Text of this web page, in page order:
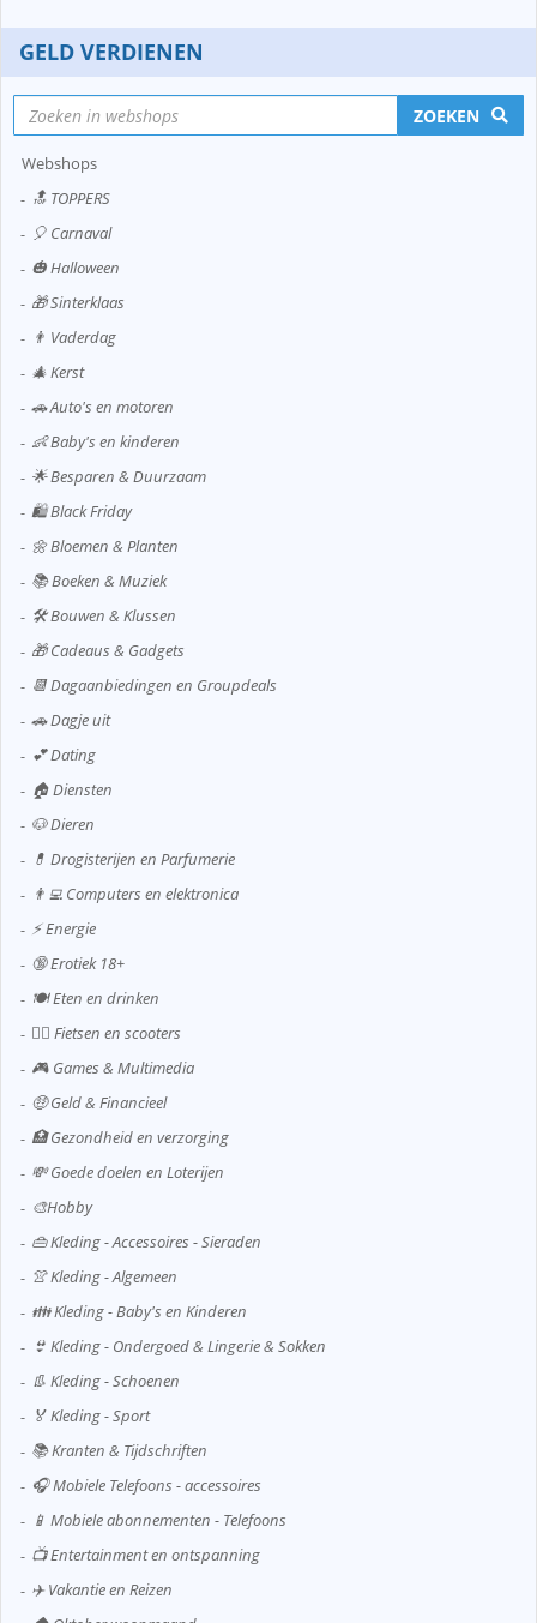
GELD VERDIENEN
ZOEKEN
Webshops
🔝 TOPPERS
🎈 Carnaval
🎃 Halloween
🎁 Sinterklaas
👨 Vaderdag
🎄 Kerst
🚗 Auto's en motoren
👶 Baby's en kinderen
🌟 Besparen & Duurzaam
🛍️ Black Friday
🌼 Bloemen & Planten
📚 Boeken & Muziek
🛠️ Bouwen & Klussen
🎁 Cadeaus & Gadgets
📆 Dagaanbiedingen en Groupdeals
🚗 Dagje uit
💕 Dating
🏠 Diensten
🐶 Dieren
💊 Drogisterijen en Parfumerie
👨‍💻 Computers en elektronica
⚡ Energie
🔞 Erotiek 18+
🍽️ Eten en drinken
🚴‍♂️ Fietsen en scooters
🎮 Games & Multimedia
🤑 Geld & Financieel
🏥 Gezondheid en verzorging
💸 Goede doelen en Loterijen
🎨Hobby
👜 Kleding - Accessoires - Sieraden
👚 Kleding - Algemeen
👪 Kleding - Baby's en Kinderen
👙 Kleding - Ondergoed & Lingerie & Sokken
👢 Kleding - Schoenen
🏅 Kleding - Sport
📚 Kranten & Tijdschriften
🎧 Mobiele Telefoons - accessoires
📱 Mobiele abonnementen - Telefoons
📺 Entertainment en ontspanning
✈️ Vakantie en Reizen